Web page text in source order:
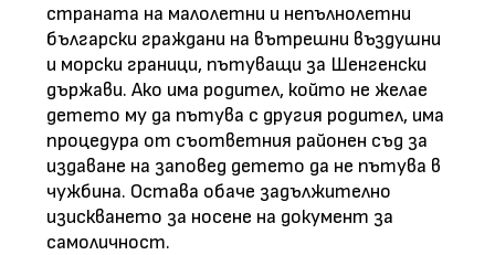
страната на малолетни и непълнолетни
български граждани на вътрешни въздушни
и морски граници, пътуващи за Шенгенски
държави. Ако има родител, който не желае
детето му да пътува с другия родител, има
процедура от съответния районен съд за
издаване на заповед детето да не пътува в
чужбина. Остава обаче задължително
изискването за носене на документ за
самоличност.